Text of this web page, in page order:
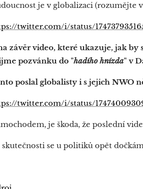
je v globalizaci (rozumějte
twitter.com/i/status/
závěr video, které ukazuje, jak
pozvánku do "hadího hnízda" v
poslal globalisty i s jejich NWO
twitter.com/i/status/
je škoda, že poslední
skutečnosti se u politiků opět